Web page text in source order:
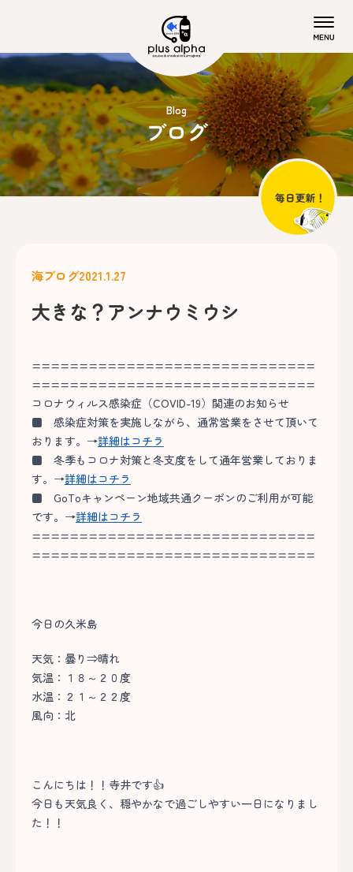
Blog
ブログ
海ブログ2021.1.27
大きな？アンナウミウシ
==============================
==============================
コロナウィルス感染症（COVID-19）関連のお知らせ
■ 感染症対策を実施しながら、通常営業をさせて頂いて
おります。→詳細はコチラ
■ 冬季もコロナ対策と冬支度をして通年営業しておりま
す。→詳細はコチラ
■ GoToキャンペーン地域共通クーポンのご利用が可能
です。→詳細はコチラ
==============================
==============================
今日の久米島
天気：曇り⇒晴れ
気温：１８～２０度
水温：２１～２２度
風向：北
こんにちは！！寺井です👍
今日も天気良く、穏やかなで過ごしやすい一日になりまし
た！！